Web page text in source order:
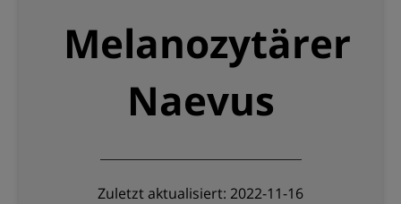
Melanozytärer
Naevus
Zuletzt aktualisiert: 2022-11-16